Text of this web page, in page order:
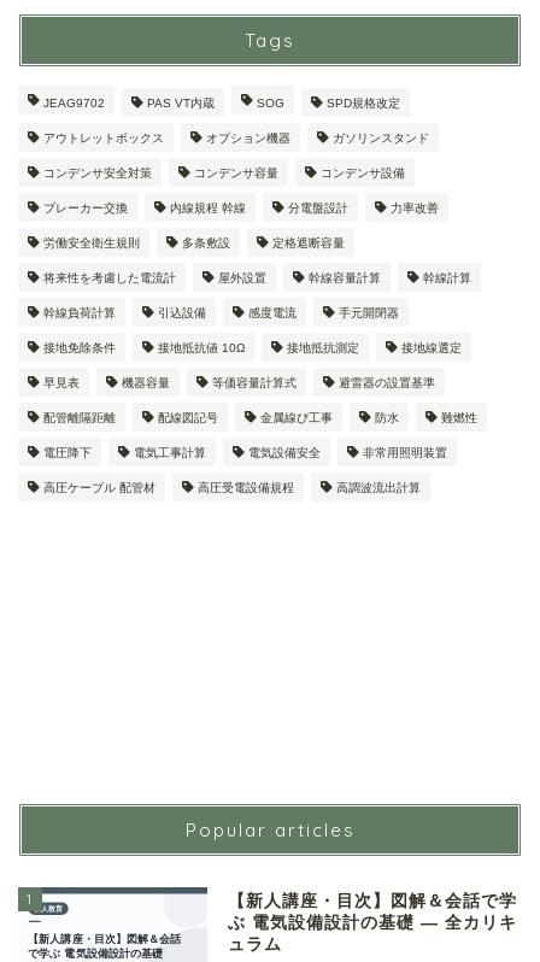
Tags
JEAG9702 PAS VT内蔵 SOG SPD規格改定
アウトレットボックス オプション機器 ガソリンスタンド
コンデンサ安全対策 コンデンサ容量 コンデンサ設備
ブレーカー交換 内線規程 幹線 分電盤設計 力率改善
労働安全衛生規則 多条敷設 定格遮断容量
将来性を考慮した電流計 屋外設置 幹線容量計算 幹線計算
幹線負荷計算 引込設備 感度電流 手元開閉器
接地免除条件 接地抵抗値 10Ω 接地抵抗測定 接地線選定
早見表 機器容量 等価容量計算式 避雷器の設置基準
配管離隔距離 配線図記号 金属線ぴ工事 防水 難燃性
電圧降下 電気工事計算 電気設備安全 非常用照明装置
高圧ケーブル 配管材 高圧受電設備規程 高調波流出計算
Popular articles
1
【新人講座・目次】図解＆会話で学
ぶ 電気設備設計の基礎 ― 全カリキ
ュラム